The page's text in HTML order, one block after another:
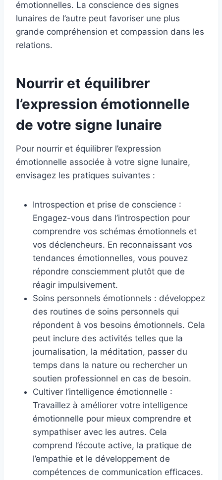
émotionnelles. La conscience des signes
lunaires de l’autre peut favoriser une plus
grande compréhension et compassion dans les
relations.
Nourrir et équilibrer
l’expression émotionnelle
de votre signe lunaire
Pour nourrir et équilibrer l’expression
émotionnelle associée à votre signe lunaire,
envisagez les pratiques suivantes :
Introspection et prise de conscience :
Engagez-vous dans l’introspection pour
comprendre vos schémas émotionnels et
vos déclencheurs. En reconnaissant vos
tendances émotionnelles, vous pouvez
répondre consciemment plutôt que de
réagir impulsivement.
Soins personnels émotionnels : développez
des routines de soins personnels qui
répondent à vos besoins émotionnels. Cela
peut inclure des activités telles que la
journalisation, la méditation, passer du
temps dans la nature ou rechercher un
soutien professionnel en cas de besoin.
Cultiver l’intelligence émotionnelle :
Travaillez à améliorer votre intelligence
émotionnelle pour mieux comprendre et
sympathiser avec les autres. Cela
comprend l’écoute active, la pratique de
l’empathie et le développement de
compétences de communication efficaces.